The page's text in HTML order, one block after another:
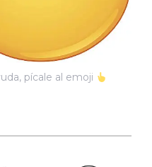
pícale al emoji